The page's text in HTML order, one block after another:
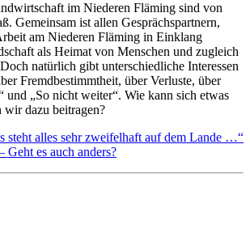
im Niederen Fläming sind von
Gemeinsam ist allen Gesprächspartnern,
am Niederen Fläming in Einklang
als Heimat von Menschen und zugleich
natürlich gibt unterschiedliche Interessen
Fremdbestimmtheit, über Verluste, über
und „So nicht weiter“. Wie kann sich etwas
wir dazu beitragen?
steht alles sehr zweifelhaft auf dem Lande …“
es auch anders?